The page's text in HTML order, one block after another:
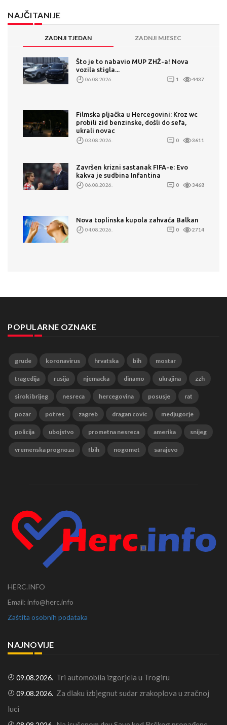
NAJČITANIJE
ZADNJI TJEDAN ZADNJI MJESEC
Što je to nabavio MUP ZHŽ-a! Nova
vozila stigla...
06.08.2026. 1 4437
Filmska pljačka u Hercegovini: Kroz wc
probili zid benzinske, došli do sefa,
ukrali novac
03.08.2026. 0 3611
Završen krizni sastanak FIFA-e: Evo
kakva je sudbina Infantina
06.08.2026. 0 3468
Nova toplinska kupola zahvaća Balkan
04.08.2026. 0 2714
POPULARNE OZNAKE
grude koronavirus hrvatska bih mostar
tragedija rusija njemacka dinamo ukrajina zzh
siroki brijeg nesreca hercegovina posusje rat
pozar potres zagreb dragan covic medjugorje
policija ubojstvo prometna nesreca amerika snijeg
vremenska prognoza fbih nogomet sarajevo
HERC.INFO
Email: info@herc.info
Zaštita osobnih podataka
NAJNOVIJE
09.08.2026. Tri automobila izgorjela u Trogiru
09.08.2026. Za dlaku izbjegnut sudar zrakoplova u zračnoj
luci